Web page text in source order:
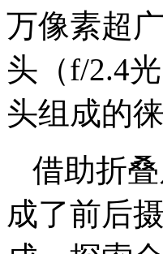
万像素超
头（f/2.4
头组成的
借助折
成了前后